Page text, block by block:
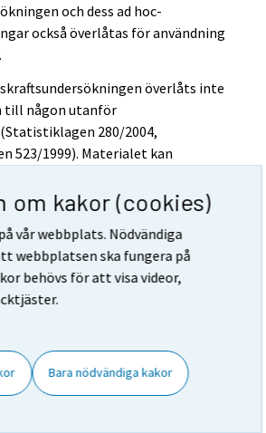
om kakor (cookies)
vår webbplats. Nödvändiga
webbplatsen ska fungera på
behövs för att visa videor,
Bara nödvändiga kakor
och dess ad hoc-
också överlåtas för användning
överlåts inte
till någon utanför
280/2004,
523/1999). Materialet kan
och statistiska utredningar efter
har raderats. Det
för EU-
levereras till EU:s
Uppgifterna
skyddas enligt den
i Statistikcentralens
meta/rekisteriselosteet/re
(på